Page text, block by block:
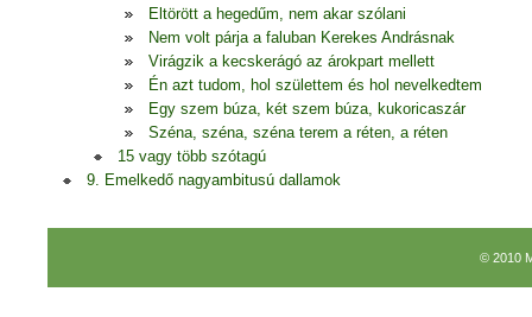
Eltörött a hegedűm, nem akar szólani
Nem volt párja a faluban Kerekes Andrásnak
Virágzik a kecskerágó az árokpart mellett
Én azt tudom, hol születtem és hol nevelkedtem
Egy szem búza, két szem búza, kukoricaszár
Széna, széna, széna terem a réten, a réten
15 vagy több szótagú
9. Emelkedő nagyambitusú dallamok
© 2010